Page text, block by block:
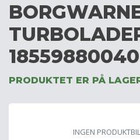
18559880040
PRODUKTET ER PÅ
INGEN